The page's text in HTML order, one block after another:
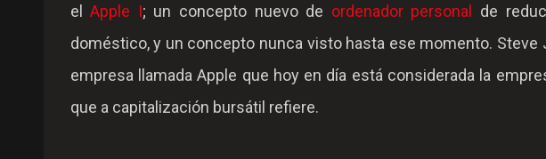
elApple I; un concepto nuevo de ordenador personal de
doméstico, y un concepto nunca visto hasta ese momento. Steve
empresa llamada Apple que hoy en día está considerada la
que a capitalización bursátil refiere.